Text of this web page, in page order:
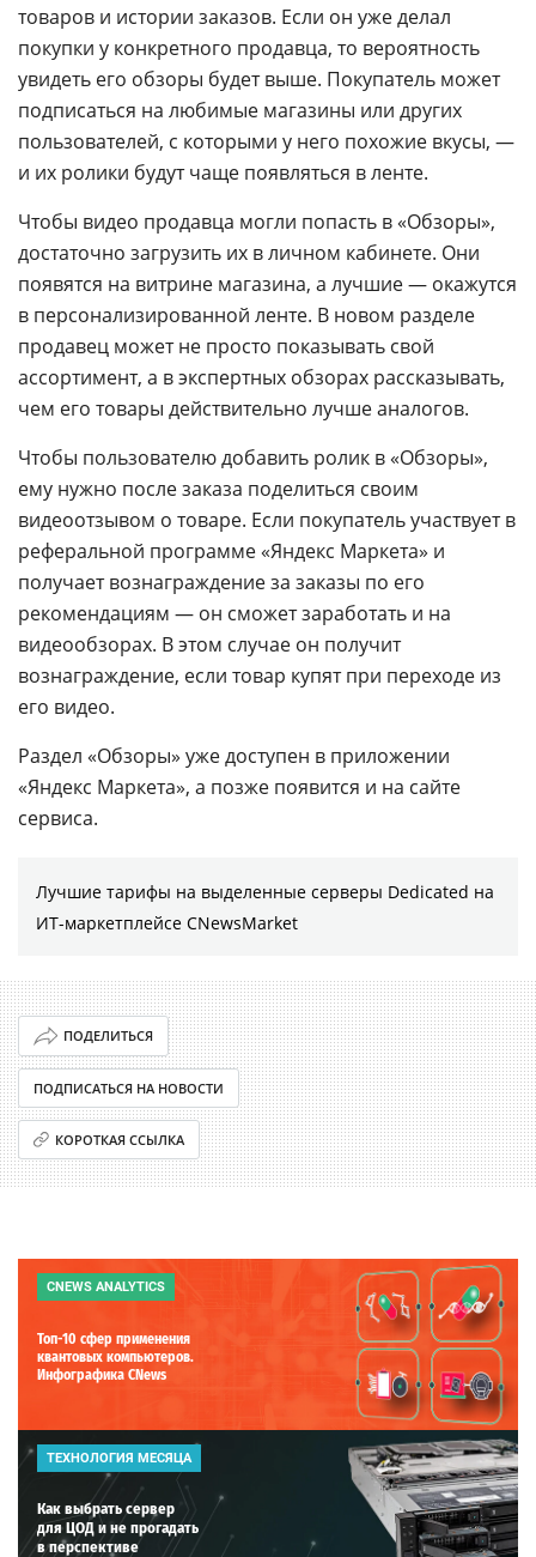
товаров и истории заказов. Если он уже делал
покупки у конкретного продавца, то вероятность
увидеть его обзоры будет выше. Покупатель может
подписаться на любимые магазины или других
пользователей, с которыми у него похожие вкусы, —
и их ролики будут чаще появляться в ленте.
Чтобы видео продавца могли попасть в «Обзоры»,
достаточно загрузить их в личном кабинете. Они
появятся на витрине магазина, а лучшие — окажутся
в персонализированной ленте. В новом разделе
продавец может не просто показывать свой
ассортимент, а в экспертных обзорах рассказывать,
чем его товары действительно лучше аналогов.
Чтобы пользователю добавить ролик в «Обзоры»,
ему нужно после заказа поделиться своим
видеоотзывом о товаре. Если покупатель участвует в
реферальной программе «Яндекс Маркета» и
получает вознаграждение за заказы по его
рекомендациям — он сможет заработать и на
видеообзорах. В этом случае он получит
вознаграждение, если товар купят при переходе из
его видео.
Раздел «Обзоры» уже доступен в приложении
«Яндекс Маркета», а позже появится и на сайте
сервиса.
Лучшие тарифы на выделенные серверы Dedicated на
ИТ-маркетплейсе CNewsMarket
ПОДЕЛИТЬСЯ
ПОДПИСАТЬСЯ НА НОВОСТИ
КОРОТКАЯ ССЫЛКА
CNEWS ANALYTICS
Топ-10 сфер применения
квантовых компьютеров.
Инфографика CNews
ТЕХНОЛОГИЯ МЕСЯЦА
Как выбрать сервер
для ЦОД и не прогадать
в перспективе